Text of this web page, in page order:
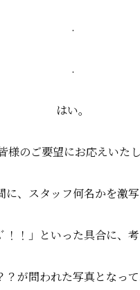
.
.
はい。
様のご要望にお応えいたし
に、スタッフ何名かを激
！！」といった具合に、
が問われた写真となっ